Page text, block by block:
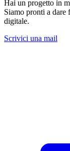
Hai un progetto in
Siamo pronti a dare
digitale.
Scrivici una mail